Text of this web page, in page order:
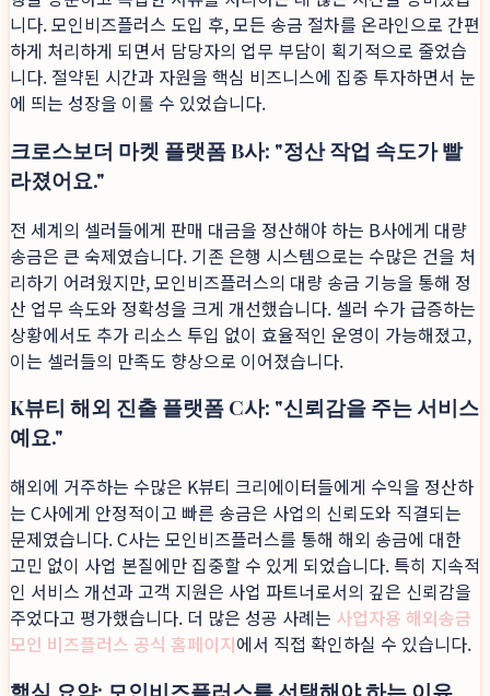
니다. 모인비즈플러스 도입 후, 모든 송금 절차를 온라인으로 간편
하게 처리하게 되면서 담당자의 업무 부담이 획기적으로 줄었습
니다. 절약된 시간과 자원을 핵심 비즈니스에 집중 투자하면서 눈
에 띄는 성장을 이룰 수 있었습니다.
크로스보더 마켓 플랫폼 B사: "정산 작업 속도가 빨
라졌어요."
전 세계의 셀러들에게 판매 대금을 정산해야 하는 B사에게 대량
송금은 큰 숙제였습니다. 기존 은행 시스템으로는 수많은 건을 처
리하기 어려웠지만, 모인비즈플러스의 대량 송금 기능을 통해 정
산 업무 속도와 정확성을 크게 개선했습니다. 셀러 수가 급증하는
상황에서도 추가 리소스 투입 없이 효율적인 운영이 가능해졌고,
이는 셀러들의 만족도 향상으로 이어졌습니다.
K뷰티 해외 진출 플랫폼 C사: "신뢰감을 주는 서비스
예요."
해외에 거주하는 수많은 K뷰티 크리에이터들에게 수익을 정산하
는 C사에게 안정적이고 빠른 송금은 사업의 신뢰도와 직결되는
문제였습니다. C사는 모인비즈플러스를 통해 해외 송금에 대한
고민 없이 사업 본질에만 집중할 수 있게 되었습니다. 특히 지속적
인 서비스 개선과 고객 지원은 사업 파트너로서의 깊은 신뢰감을
주었다고 평가했습니다. 더 많은 성공 사례는 사업자용 해외송금
모인 비즈플러스 공식 홈페이지에서 직접 확인하실 수 있습니다.